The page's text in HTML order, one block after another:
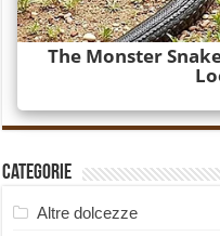
Categorie
Altre dolcezze